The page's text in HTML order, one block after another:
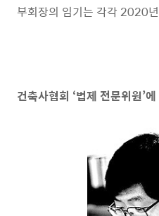
부회장의 임기는 각각 2020년
건축사협회 ‘법제 전문위원’에